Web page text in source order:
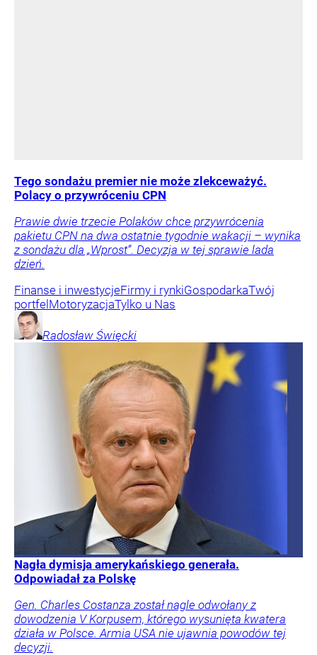
Tego sondażu premier nie może zlekceważyć.
Polacy o przywróceniu CPN
Prawie dwie trzecie Polaków chce przywrócenia
pakietu CPN na dwa ostatnie tygodnie wakacji – wynika
z sondażu dla „Wprost”. Decyzja w tej sprawie lada
dzień.
Finanse i inwestycjeFirmy i rynkiGospodarkaTwój
portfel MotoryzacjaTylko u Nas
Radosław Święcki
Nagła dymisja amerykańskiego generała.
Odpowiadał za Polskę
Gen. Charles Costanza został nagle odwołany z
dowodzenia V Korpusem, którego wysunięta kwatera
działa w Polsce. Armia USA nie ujawnia powodów tej
decyzji.